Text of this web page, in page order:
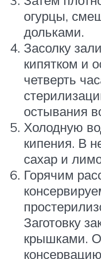
огурцы,
дольками.
Засолку
кипятком и
четверть
остывания
Холодную
кипения. В
сахар и
Горячим
Заготовку
крышками.